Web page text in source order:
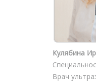
Кулябина
Врач